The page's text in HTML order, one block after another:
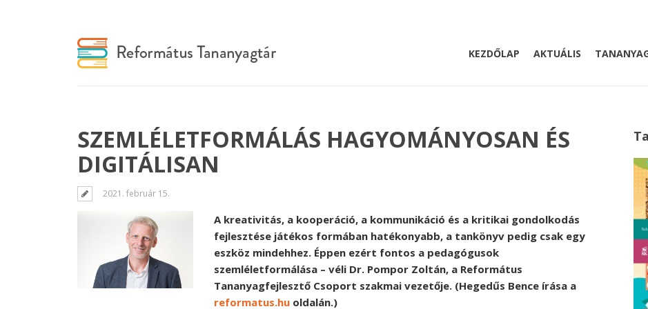
KEZDŐLAP AKTUÁLIS
SZEMLÉLETFORMÁLÁS HAGYOMÁNYOSAN ÉS
DIGITÁLISAN
2021. február 15.
A kreativitás, a kooperáció, a kommunikáció és a kritikai gondolkodás
fejlesztése játékos formában hatékonyabb, a tankönyv pedig csak egy
eszköz mindehhez. Éppen ezért fontos a pedagógusok
szemléletformálása – véli Dr. Pompor Zoltán, a Református
Tananyagfejlesztő Csoport szakmai vezetője. (Hegedűs Bence írása a
reformatus.huoldalán.)